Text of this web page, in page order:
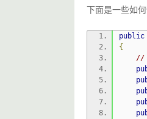
下面是一些如
public
{
//